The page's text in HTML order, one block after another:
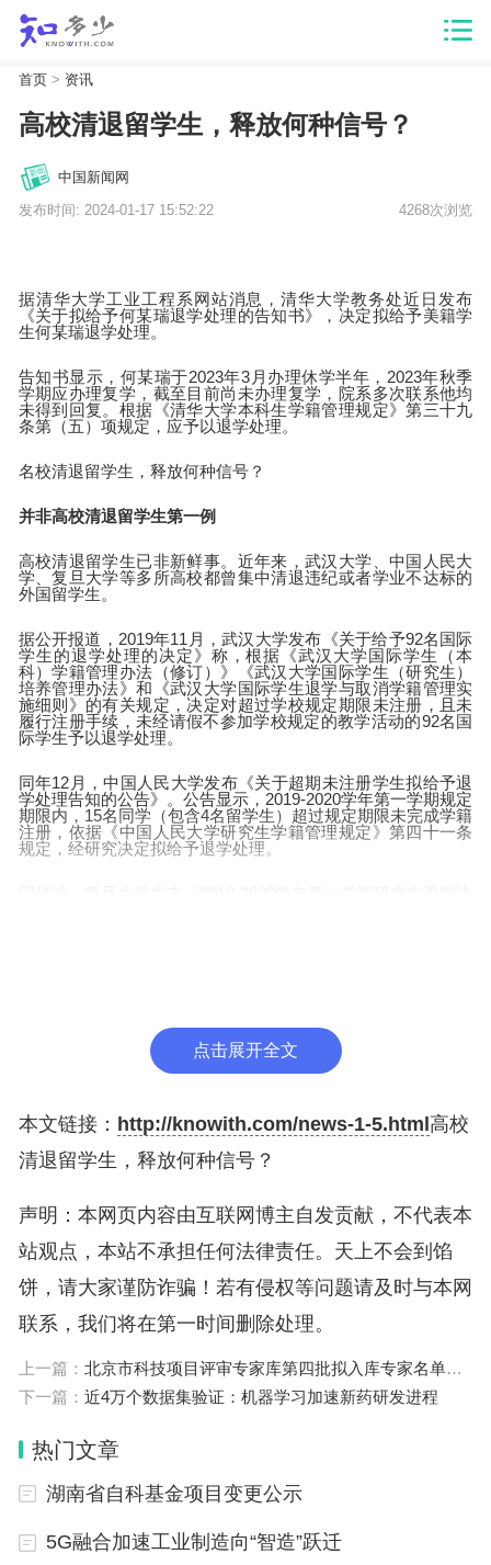
首页> 资讯
高校清退留学生，释放何种信号？
中国新闻网
发布时间: 2024-01-17 15:52:22 4268次浏览
据清华大学工业工程系网站消息，清华大学教务处近日发布
《关于拟给予何某瑞退学处理的告知书》，决定拟给予美籍学
生何某瑞退学处理。
告知书显示，何某瑞于2023年3月办理休学半年，2023年秋季
学期应办理复学，截至目前尚未办理复学，院系多次联系他均
未得到回复。根据《清华大学本科生学籍管理规定》第三十九
条第（五）项规定，应予以退学处理。
名校清退留学生，释放何种信号？
并非高校清退留学生第一例
高校清退留学生已非新鲜事。近年来，武汉大学、中国人民大
学、复旦大学等多所高校都曾集中清退违纪或者学业不达标的
外国留学生。
据公开报道，2019年11月，武汉大学发布《关于给予92名国际
学生的退学处理的决定》称，根据《武汉大学国际学生（本
科）学籍管理办法（修订）》《武汉大学国际学生（研究生）
培养管理办法》和《武汉大学国际学生退学与取消学籍管理实
施细则》的有关规定，决定对超过学校规定期限未注册，且未
履行注册手续，未经请假不参加学校规定的教学活动的92名国
际学生予以退学处理。
同年12月，中国人民大学发布《关于超期未注册学生拟给予退
学处理告知的公告》。公告显示，2019-2020学年第一学期规定
期限内，15名同学（包含4名留学生）超过规定期限未完成学籍
注册，依据《中国人民大学研究生学籍管理规定》第四十一条
规定，经研究决定拟给予退学处理。
教育部：不盲目追求国际化指标
中国教育国际化水平，2017年，教育部、外交部、公安部联合
制定了《学校招收和培养国际学生管理办法》。
汉语水平和趋同化管理的要求。包括明确要求高等学校应当建
立健全来华留学生教学管理制度，符合国家教育教学标准和相
关规定，逐步实现中外学生教学管理的趋同；高等学校应当明
确规定来华留学生课程考试考核方式，在同一课程中应当对中
外学生采用相同的考试考核方式等。
2020年6月，教育部党组下发通知强调，各单位应严格执行
《学校招收和培养国际学生管理办法》《来华留学生高等教育
质量规范（试行）》的各项要求，不盲目追求国际化指标和来
华留学生规模。
关于留学生教育，21世纪教育研究院院长熊丙奇对中新网表
示，从具体现实看，一些招收、培养留学生的高校，并没有对
论对我国高校培养留学生的质疑。
点击展开全文
本文链接： http://knowith.com/news-1-5.html 高校
清退留学生，释放何种信号？
声明：本网页内容由互联网博主自发贡献，不代表本
站观点，本站不承担任何法律责任。天上不会到馅
饼，请大家谨防诈骗！若有侵权等问题请及时与本网
联系，我们将在第一时间删除处理。
上一篇： 北京市科技项目评审专家库第四批拟入库专家名单公示
下一篇： 近4万个数据集验证：机器学习加速新药研发进程
热门文章
湖南省自科基金项目变更公示
5G融合加速工业制造向“智造”跃迁